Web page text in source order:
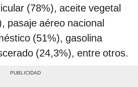
(78%), aceite vegetal
pasaje aéreo nacional
(51%), gasolina
(24,3%), entre otros.